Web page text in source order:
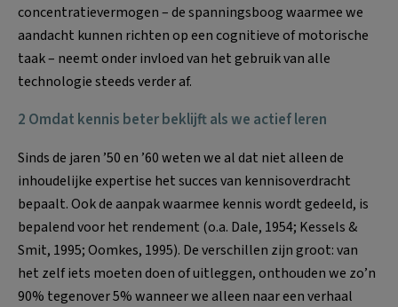
concentratievermogen – de spanningsboog waarmee we
aandacht kunnen richten op een cognitieve of motorische
taak – neemt onder invloed van het gebruik van alle
technologie steeds verder af.
2 Omdat kennis beter beklijft als we actief leren
Sinds de jaren ’50 en ’60 weten we al dat niet alleen de
inhoudelijke expertise het succes van kennisoverdracht
bepaalt. Ook de aanpak waarmee kennis wordt gedeeld, is
bepalend voor het rendement (o.a. Dale, 1954; Kessels &
Smit, 1995; Oomkes, 1995). De verschillen zijn groot: van
het zelf iets moeten doen of uitleggen, onthouden we zo’n
90% tegenover 5% wanneer we alleen naar een verhaal